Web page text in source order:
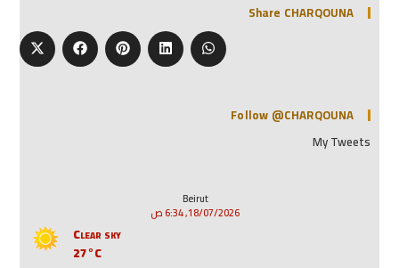
Share CHARQOUNA
Follow @CHARQOUNA
My Tweets
Beirut
18/07/2026, 6:34 ص
Clear sky
27°C